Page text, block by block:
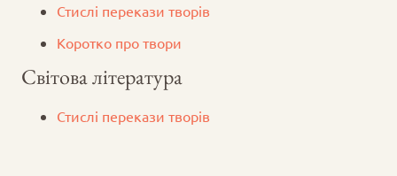
Стислі перекази творів
Коротко про твори
Світова література
Стислі перекази творів